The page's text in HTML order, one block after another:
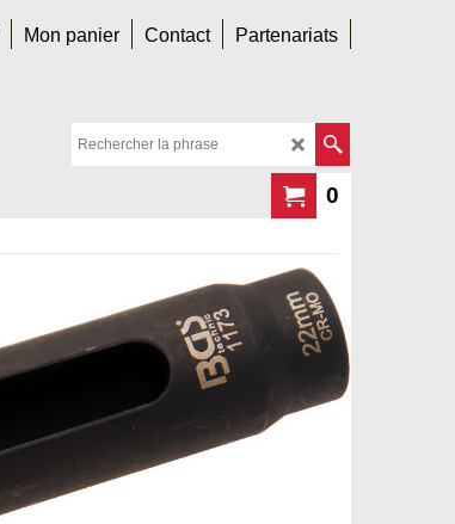
Mon panier Contact Partenariats
0